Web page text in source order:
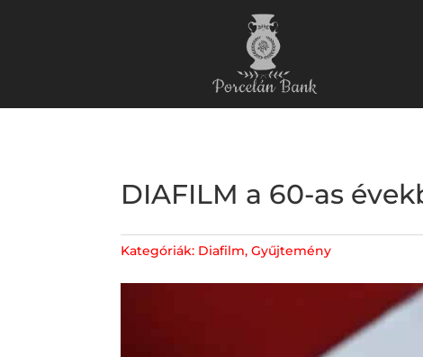
DIAFILM a 60-as
Kategóriák: Diafilm,Gyűjtemény